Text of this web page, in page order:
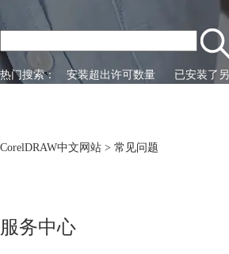
热门搜索： 安装超出许可数量 已安装了
CorelDRAW中文网站 > 常见问题
服务中心